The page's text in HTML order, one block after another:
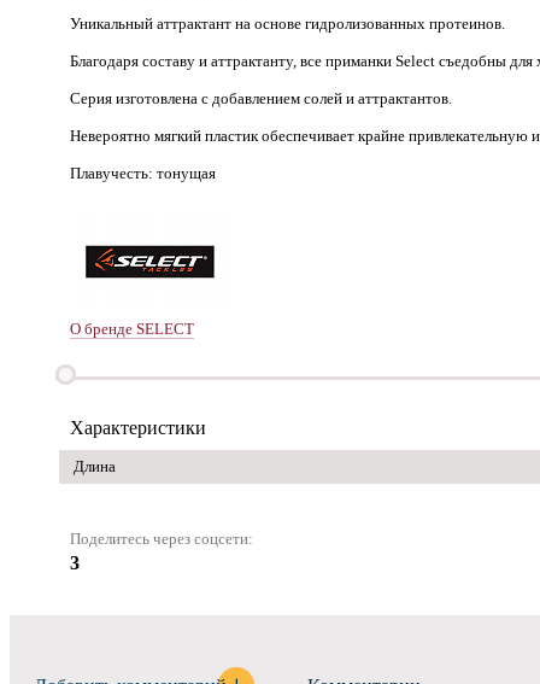
Уникальный аттрактант на основе гидролизованных протеинов.
Благодаря составу и аттрактанту, все приманки Select cъедобны
Серия изготовлена с добавлением солей и аттрактантов.
Невероятно мягкий пластик обеспечивает крайне
Плавучесть: тонущая
О бренде SELECT
Характеристики
Длина
Поделитесь через соцсети:
3